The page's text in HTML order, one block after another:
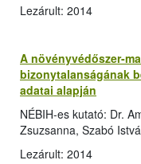
Lezárult: 2014
A növényvédőszer-
bizonytalanságának
adatai alapján
NÉBIH-es kutató: Dr.
Zsuzsanna, Szabó
Lezárult: 2014